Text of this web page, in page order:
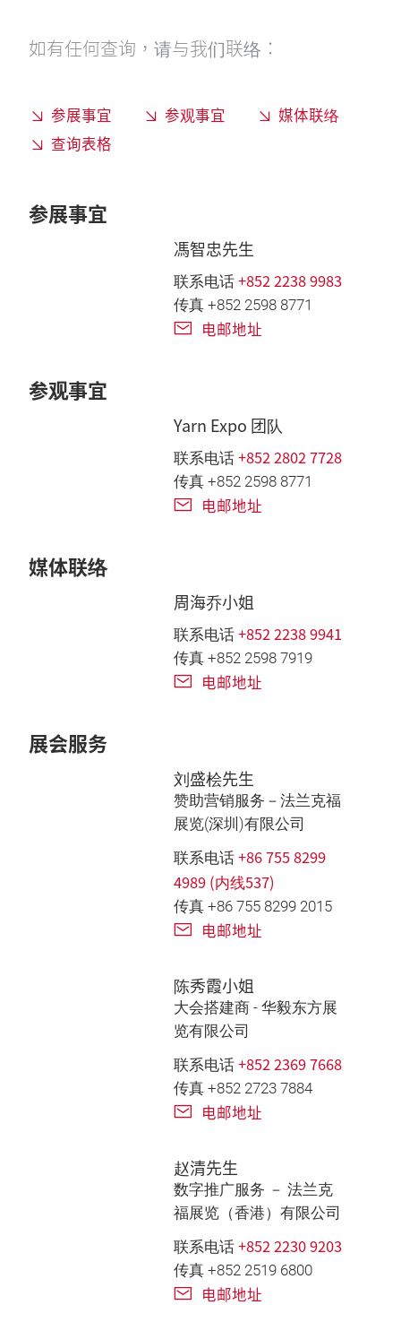
如有任何查询，请与我们联络：
参展事宜 参观事宜
媒体联络
查询表格
参展事宜
馮智忠先生
联系电话 +852 2238 9983
传真 +852 2598 8771
电邮地址
参观事宜
Yarn Expo 团队
联系电话 +852 2802 7728
传真 +852 2598 8771
电邮地址
媒体联络
周海乔小姐
联系电话 +852 2238 9941
传真 +852 2598 7919
电邮地址
展会服务
刘盛桧先生
赞助营销服务－法兰克福
展览(深圳)有限公司
联系电话 +86 755 8299
4989 (内线537)
传真 +86 755 8299 2015
电邮地址
陈秀霞小姐
大会搭建商 - 华毅东方展
览有限公司
联系电话 +852 2369 7668
传真 +852 2723 7884
电邮地址
赵清先生
数字推广服务 － 法兰克
福展览（香港）有限公司
联系电话 +852 2230 9203
传真 +852 2519 6800
电邮地址